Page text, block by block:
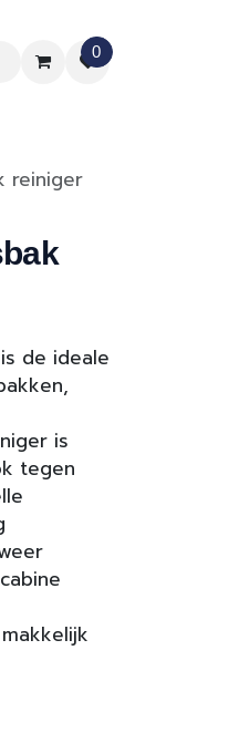
0
reiniger
de ideale
is
tegen